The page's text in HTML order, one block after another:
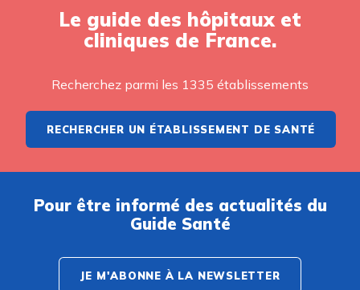
Le guide des hôpitaux et
cliniques de France.
Recherchez parmi les 1335 établissements
RECHERCHER UN ÉTABLISSEMENT DE SANTÉ
Pour être informé des actualités du
Guide Santé
JE M'ABONNE À LA NEWSLETTER